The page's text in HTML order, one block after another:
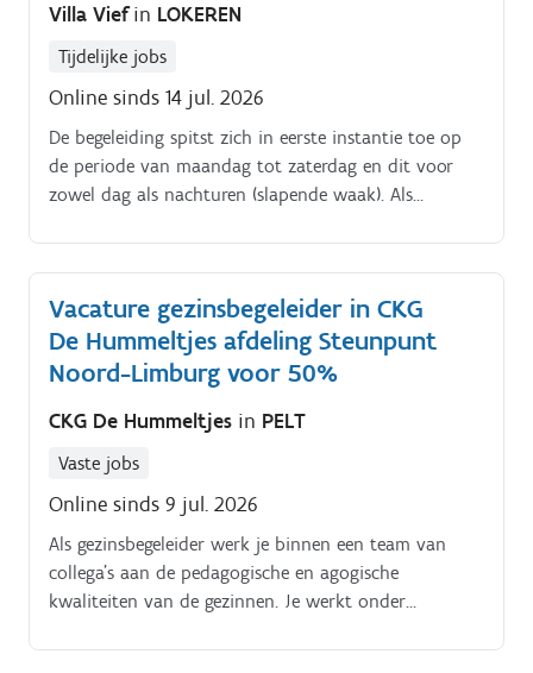
Atelierbeheer: verdelen, voorbereiden, opvolgen en
zelf uitvoeren van taken; opvolgen van materialen,
naar verbetering en vernieuwing; onderhouden
materiaal en eigen lokaal.
Villa Viefin LOKEREN
Tijdelijke jobs
Online sinds 14 jul. 2026
De begeleiding spitst zich in eerste instantie toe op
de periode van maandag tot zaterdag en dit voor
zowel dag als nachturen (slapende waak). Als
voor kwetsbare personen.
Vacature gezinsbegeleider in CKG
De Hummeltjes afdeling Steunpunt
Noord-Limburg voor 50%
CKG De Hummeltjes in PELT
Vaste jobs
Online sinds 9 jul. 2026
Als gezinsbegeleider werk je binnen een team van
collega’s aan de pedagogische en agogische
kwaliteiten van de gezinnen. Je werkt onder
administratie uit zoals verslaggeving omtrent de